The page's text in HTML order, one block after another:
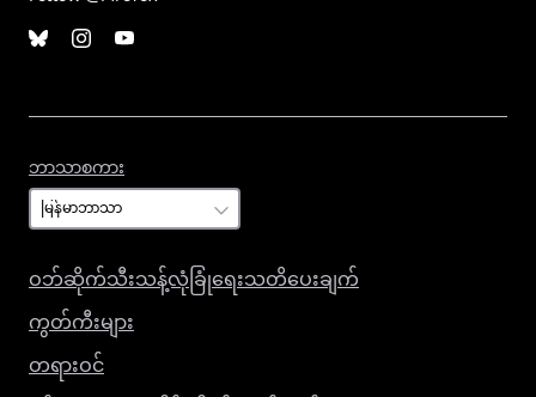
ဘာသာစကား
ဝဘ်ဆိုက်သီးသန့်လုံခြုံရေးသတိပေးချက်
ကွတ်ကီးများ
တရားဝင်